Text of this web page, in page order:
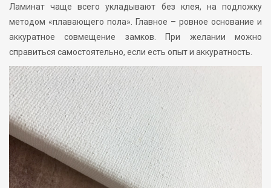
Ламинат чаще всего укладывают без клея, на подложку
методом «плавающего пола». Главное – ровное основание и
аккуратное совмещение замков. При желании можно
справиться самостоятельно, если есть опыт и аккуратность.